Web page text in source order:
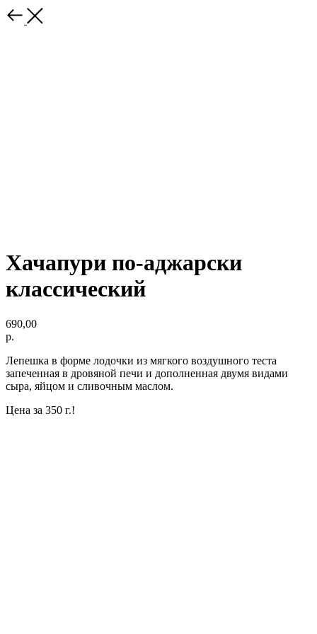
Хачапури по-аджарски
классический
690,00
р.
Лепешка в форме лодочки из мягкого воздушного теста
запеченная в дровяной печи и дополненная двумя видами
сыра, яйцом и сливочным маслом.
Цена за 350 г.!